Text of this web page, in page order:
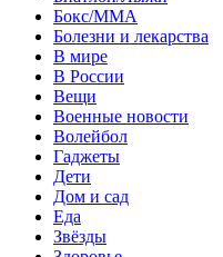
Бокс/MMA
Болезни и лекарства
В мире
В России
Вещи
Военные новости
Волейбол
Гаджеты
Дети
Дом и сад
Еда
Звёзды